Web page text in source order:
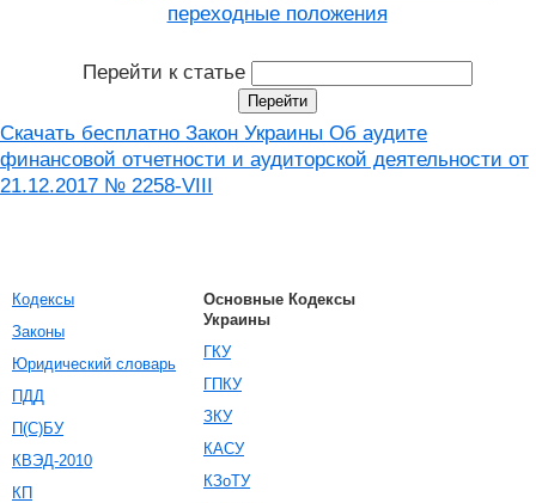
переходные положения
Перейти к статье
Скачать бесплатно Закон Украины Об аудите
финансовой отчетности и аудиторской деятельности от
21.12.2017 № 2258-VIII
Кодексы
Законы
Юридический словарь
ПДД
П(С)БУ
КВЭД-2010
КП
Основные Кодексы
Украины
ГКУ
ГПКУ
ЗКУ
КАСУ
КЗоТУ